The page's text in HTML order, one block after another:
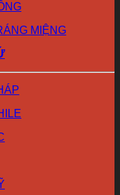
MIỆNG